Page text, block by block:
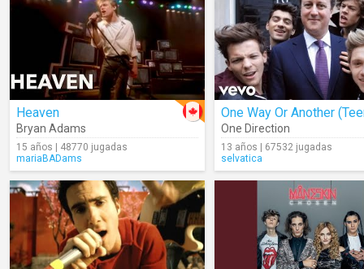
Heaven
Bryan Adams
15 años | 48770 jugadas
mariaBADams
One Direction
13 años | 67532 jugadas
selvatica